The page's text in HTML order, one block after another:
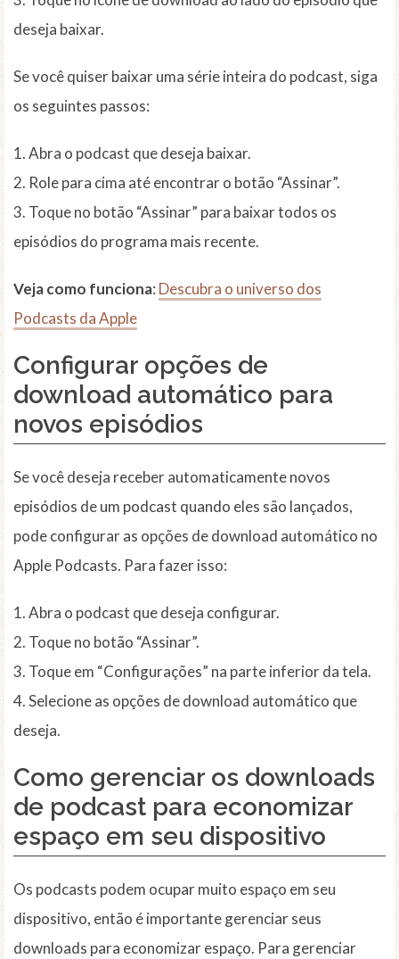
deseja baixar.
Se você quiser baixar uma série inteira do podcast, siga
os seguintes passos:
1. Abra o podcast que deseja baixar.
2. Role para cima até encontrar o botão “Assinar”.
3. Toque no botão “Assinar” para baixar todos os
episódios do programa mais recente.
Veja como funciona: Descubra o universo dos
Podcasts da Apple
Configurar opções de
download automático para
novos episódios
Se você deseja receber automaticamente novos
episódios de um podcast quando eles são lançados,
pode configurar as opções de download automático no
Apple Podcasts. Para fazer isso:
1. Abra o podcast que deseja configurar.
2. Toque no botão “Assinar”.
3. Toque em “Configurações” na parte inferior da tela.
4. Selecione as opções de download automático que
deseja.
Como gerenciar os downloads
de podcast para economizar
espaço em seu dispositivo
Os podcasts podem ocupar muito espaço em seu
dispositivo, então é importante gerenciar seus
downloads para economizar espaço. Para gerenciar